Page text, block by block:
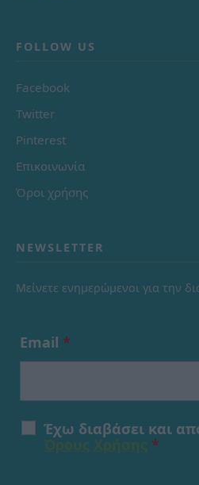
FOLLOW US
Facebook
Twitter
Pinterest
Επικοινωνία
Όροι χρήσης
NEWSLETTER
Μείνετε ενημερώμενοι για την
Email *
Έχω διαβάσει και
*